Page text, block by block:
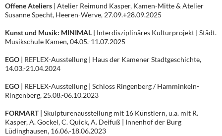
Offene Ateliers | Atelier Reimund Kasper, Kamen-Mitte & Atelier
Susanne Specht, Heeren-Werve, 27.09.+28.09.2025
Kunst und Musik: MINIMAL | Interdisziplinäres Kulturprojekt | Städt.
Musikschule Kamen, 04.05.-11.07.2025
EGO | REFLEX-Ausstellung | Haus der Kamener Stadtgeschichte,
14.03.-21.04.2024
EGO | REFLEX-Ausstellung | Schloss Ringenberg / Hamminkeln-
Ringenberg, 25.08.-06.10.2023
FORMART| Skulpturenausstellung mit 16 Künstlern, u.a. mit R.
Kasper, A. Gockel, C. Quick, A. Deifuß | Innenhof der Burg
Lüdinghausen, 16.06.-18.06.2023